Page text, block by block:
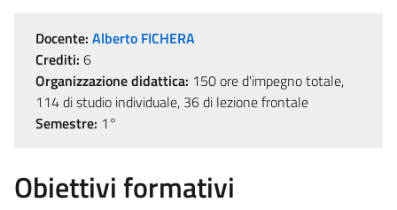
Docente: Alberto FICHERA
Crediti: 6
Organizzazione didattica: 150 ore d'impegno totale,
114 di studio individuale, 36 di lezione frontale
Semestre: 1°
Obiettivi formativi